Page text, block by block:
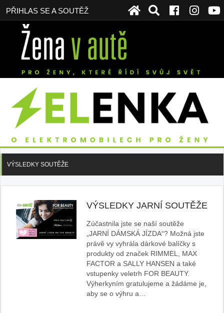
PŘIHLAS SE A SOUTĚŽ
VÝSLEDKY SOUTĚŽE
VÝSLEDKY JARNÍ SOUTĚŽE
Zúčastnila jste se naší soutěže
„JARNÍ DÁMSKÁ JÍZDA“? Možná jste
právě vy vyhrála dárkové balíčky s
produkty od značek RIMMEL, MAX
FACTOR a SALLY HANSEN a také
vstupenky veletrh FOR BEAUTY.
Výherkyním gratulujeme a žádáme je,
aby se o výhru a…